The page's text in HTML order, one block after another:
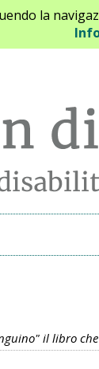
la
il libro